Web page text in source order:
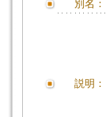
別名：
説明：